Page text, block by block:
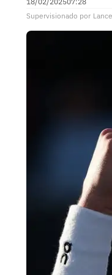
Supervisionado por